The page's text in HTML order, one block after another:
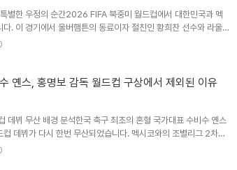
별한 우정의 순간2026 FIFA 북중미 월드컵에서 대한민국과 멕
다. 이 경기에서 울버햄튼의 동료이자 절친인 황희찬 선수와 라울
만나는 흥미로운 상황이 펼쳐졌습니다. 비록 경기는 멕시코의 1-0
찬 선수를 찾아 따뜻하게 포옹했습니다. 두 선수는 경기 후에도 한
서로의 월드컵 여정을 응원했습니다. 이들의 우정은 국경을 초월
여주었습니다. 다시 한번 울버햄튼에서 함께할 미래를 약속하다황
옌스, 홍명보 감독 월드컵 구상에서 제외된 이유
데뷔 무산 배경 분석한국 축구 최초의 혼혈 국가대표 수비수 옌스
컵 데뷔가 다시 한번 무산되었습니다. 멕시코와의 조별리그 2차전
며 아쉬움을 남겼습니다. 옌스 선수는 이 경기에서도 출전 명단